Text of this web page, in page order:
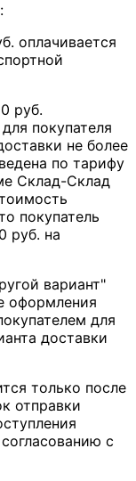
оплачивается
руб.
покупателя
не более
по тарифу
Склад-Склад
покупатель
руб. на
вариант"
оформления
для
доставки
только после
отправки
с